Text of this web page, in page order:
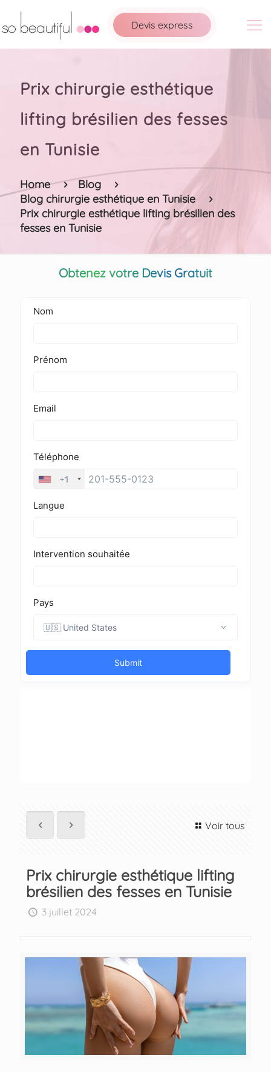
Devis express
Prix chirurgie esthétique
lifting brésilien des fesses
en Tunisie
Home
Blog
Blog chirurgie esthétique en Tunisie
Prix chirurgie esthétique lifting brésilien des
fesses en Tunisie
Obtenez votre Devis Gratuit
Voir tous
Prix chirurgie esthétique lifting
brésilien des fesses en Tunisie
3 juillet 2024